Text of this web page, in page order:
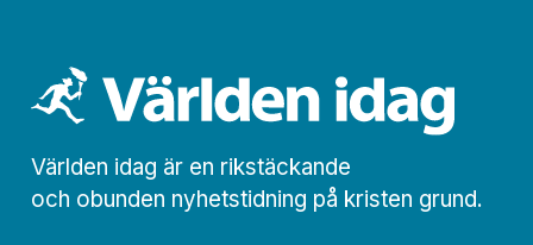
Världen idag är en rikstäckande
och obunden nyhets­­­tidning på kristen grund.